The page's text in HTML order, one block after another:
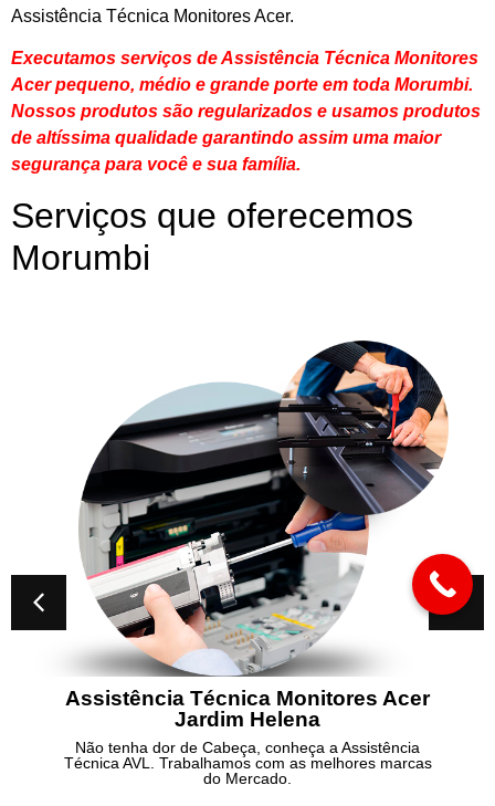
Assistência Técnica Monitores Acer.
Executamos serviços de Assistência Técnica Monitores
Acer pequeno, médio e grande porte em toda Morumbi.
Nossos produtos são regularizados e usamos produtos
de altíssima qualidade garantindo assim uma maior
segurança para você e sua família.
Serviços que oferecemos
Morumbi
Assistência Técnica Monitores Acer
Jardim Helena
Não tenha dor de Cabeça, conheça a Assistência
Técnica AVL. Trabalhamos com as melhores marcas
do Mercado.